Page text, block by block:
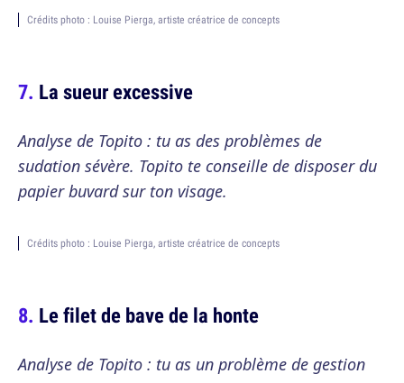
Crédits photo : Louise Pierga, artiste créatrice de concepts
La sueur excessive
Analyse de Topito : tu as des problèmes de
sudation sévère. Topito te conseille de disposer du
papier buvard sur ton visage.
Crédits photo : Louise Pierga, artiste créatrice de concepts
Le filet de bave de la honte
Analyse de Topito : tu as un problème de gestion